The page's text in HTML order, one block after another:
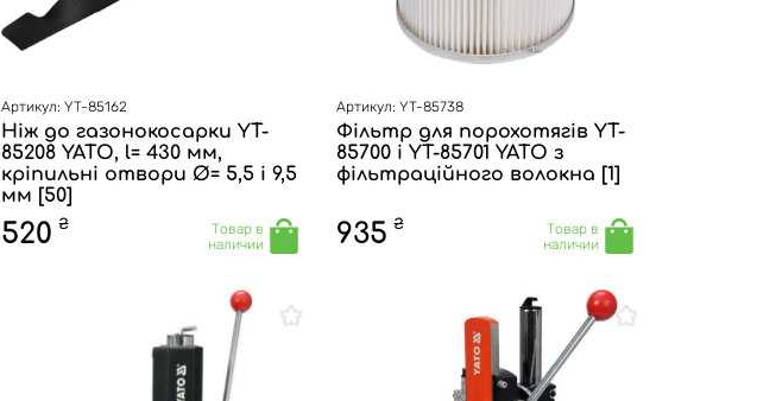
Артикул: YT-85162
Ніж до газонокосарки YT-
85208 YATO, l= 430 мм,
кріпильні отвори Ø= 5,5 і 9,5
мм [50]
520 ₴
Товар в
наличии
Артикул: YT-85738
Фільтр для порохотягів YT-
85700 і YT-85701 YATO з
фільтраційного волокна [1]
935 ₴
Товар в
наличии